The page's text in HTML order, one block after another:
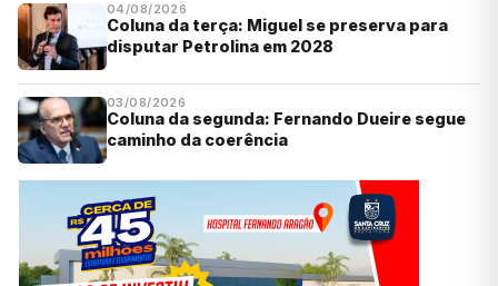
04/08/2026
Coluna da terça: Miguel se preserva para
disputar Petrolina em 2028
03/08/2026
Coluna da segunda: Fernando Dueire segue
caminho da coerência